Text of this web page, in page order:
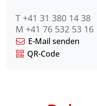
T +41 31 380 14 38
M +41 76 532 53 16
E-Mail senden
QR-Code